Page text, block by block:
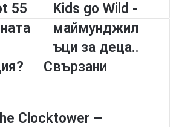
55
K
i
d
s
o
d
Kids go Wild -
маймунджил
ъци за деца..
Свързани
Clocktower –